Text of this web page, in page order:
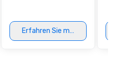
Erfahren Sie mehr